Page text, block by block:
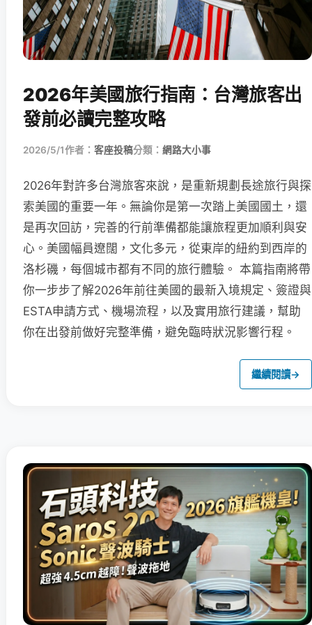
2026年美國旅行指南：台灣旅客出
發前必讀完整攻略
2026/5/1作者： 客座投稿分類： 網路大小事
2026年對許多台灣旅客來說，是重新規劃長途旅行與探
索美國的重要一年。無論你是第一次踏上美國國土，還
是再次回訪，完善的行前準備都能讓旅程更加順利與安
心。美國幅員遼闊，文化多元，從東岸的紐約到西岸的
洛杉磯，每個城市都有不同的旅行體驗。 本篇指南將帶
你一步步了解2026年前往美國的最新入境規定、簽證與
ESTA申請方式、機場流程，以及實用旅行建議，幫助
你在出發前做好完整準備，避免臨時狀況影響行程。
繼續閱讀→